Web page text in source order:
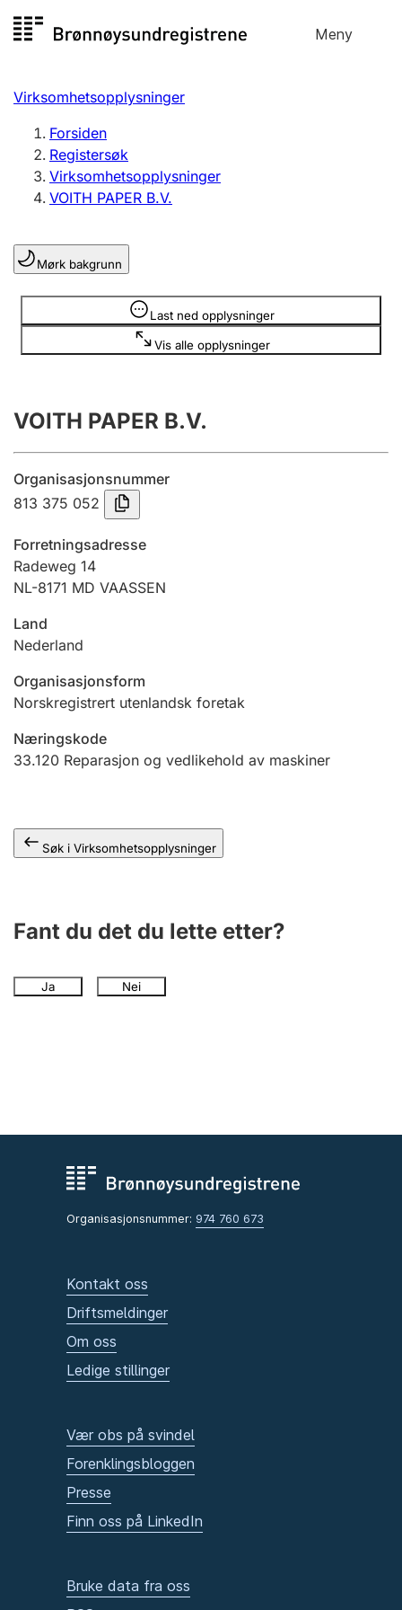
til
Meny
Registersøk
Aksjeselskap
Enkeltpersonforetak
Registrere, endre, slette
Lag og forening
Registrere, endre, slette
Årsregnskap
Innsending og forsinkelsesgebyr
Tinglysing
Jeger
Ektepaktveileder
Offentlig sektor
Virksomhetsopplysninger
Forsiden
Registersøk
Virksomhetsopplysninger
VOITH PAPER B.V.
Mørk bakgrunn
Last ned opplysninger
Vis alle opplysninger
Opplysninger er skjult
VOITH PAPER B.V.
Organisasjonsnummer
813 375 052
Forretningsadresse
Radeweg 14
NL-8171 MD VAASSEN
Land
Nederland
Organisasjonsform
Norskregistrert utenlandsk foretak
Næringskode
33.120 Reparasjon og vedlikehold av maskiner
Søk i Virksomhetsopplysninger
Fant du det du lette etter?
Ja Nei
Organisasjonsnummer: 974 760 673
Kontakt oss
Driftsmeldinger
Om oss
Ledige stillinger
Vær obs på svindel
Forenklingsbloggen
Presse
Finn oss på LinkedIn
Bruke data fra oss